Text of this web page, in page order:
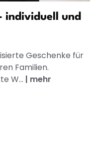
individuell und
Geschenke für
Familien.
W... | mehr